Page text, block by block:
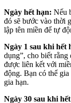
Ngày hết hạn: Nếu
đó sẽ bước vào thời
lập tên miền để tự
Ngày 1 sau khi hết
dụng”, cho biết
được liên kết với
động. Bạn có thể
gia hạn.
Ngày 30 sau khi